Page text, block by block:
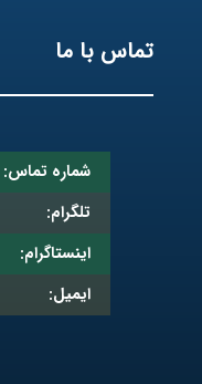
تماس با ما
شماره تماس:
تلگرام:
اینستاگرام:
ایمیل: